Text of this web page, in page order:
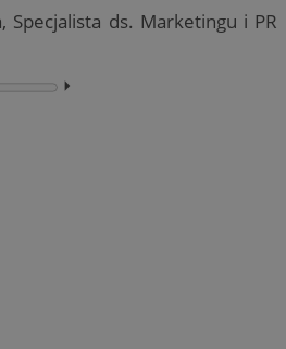
Specjalista ds. Marketingu i PR
⏵︎